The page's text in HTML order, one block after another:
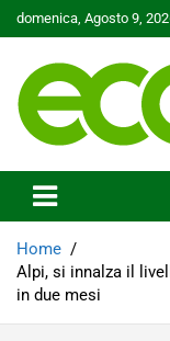
Skip
to
domenica, Agosto 9,
Ecoo.it
Home
Alpi, si innalza il
in due mesi